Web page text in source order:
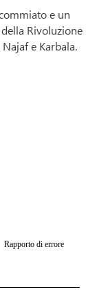
e un
Rivoluzione
e Karbala.
Rapporto di errore